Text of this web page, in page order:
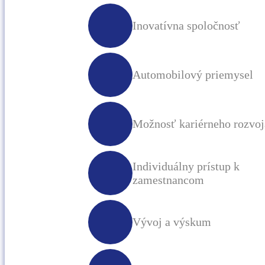
Inovatívna spoločnosť
Automobilový priemysel
Možnosť kariérneho
Individuálny prístup k
zamestnancom
Vývoj a výskum